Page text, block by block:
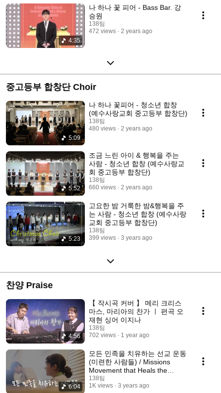
4:35
나 하나 꽃 피어 - Bass Bar. 강
승원
138팀
472 views
2 years ago
중고등부 합창단 Choir
5:09
나 하나 꽃피어 - 청소년 합창
(예수사랑교회 중고등부 합창단)
138팀
480 views
2 years ago
5:52
조금 느린 아이 & 행복을 주는
사람 - 청소년 합창 (예수사랑교
회 중고등부 합창단)
138팀
660 views
2 years ago
5:23
고요한 밤 거룩한 밤&행복을 주
는 사람 - 청소년 합창 (예수사랑
교회 중고등부 합창단)
138팀
399 views
3 years ago
찬양 Praise
4:56
【 작시곡 커버 】 메리 크리스
마스, 마리아의 찬가 ㅣ 편곡 오
재현 싱어 이지나
138팀
702 views
1 year ago
6:04
모든 민족을 치유하는 선교 운동
(미련한 사람들) / Missions
Movement that Heals the
Nations - cover by 138team
138팀
1K views
3 years ago